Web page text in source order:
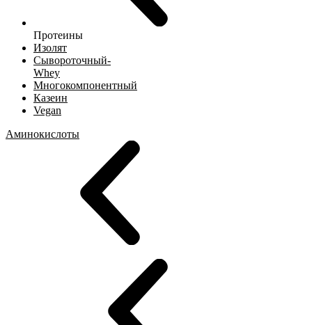
Протеины
Изолят
Сывороточный-
Whey
Многокомпонентный
Казеин
Vegan
Аминокислоты